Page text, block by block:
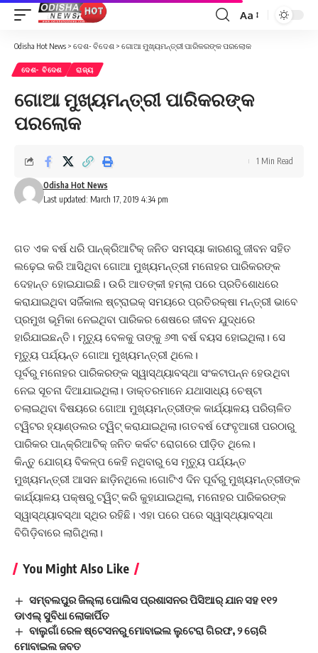
Font
Aa
Odisha Hot News > ଦେଶ- ବିଦେଶ > ଗୋଆ ମୁଖ୍ୟମନ୍ତ୍ରୀ ପାରିକରଙ୍କ ପରଲୋକ
ଦେଶ- ବିଦେଶ ରାଜ୍ୟ
ଗୋଆ ମୁଖ୍ୟମନ୍ତ୍ରୀ ପାରିକରଙ୍କ
ପରଲୋକ
Last updated: March 17, 2019 4:34 pm
Odisha Hot News
1 Min Read
ଗତ ଏକ ବର୍ଷ ଧରି ପାନ୍‌କ୍ରିଆଟିକ୍ ଜନିତ ସମସ୍ୟା କାରଣରୁ ଜୀବନ ସହିତ
ଲଢ଼େଇ କରି ଆସିଥିବା ଗୋଆ ମୁଖ୍ୟମନ୍ତ୍ରୀ ମନୋହର ପାରିକରଙ୍କ
ଦେହାନ୍ତ ହୋଇଯାଇଛି। ଉରି ଆତଙ୍କୀ ହମ୍‌ଲା ପରେ ପ୍ରତିଶୋଧରେ
କରାଯାଇଥିବା ସର୍ଜିକାଲ ଷ୍ଟ୍ରାଇକ୍‌ ସମୟରେ ପ୍ରତିରକ୍ଷା ମନ୍ତ୍ରୀ ଭାବେ
ପ୍ରମୁଖ ଭୂମିକା ନେଇଥିବା ପାରିକର ଶେଷରେ ଜୀବନ ଯୁଦ୍ଧରେ
ହାରିଯାଇଛନ୍ତି। ମୃତ୍ୟୁ ବେଳକୁ ତାଙ୍କୁ ୬୩ ବର୍ଷ ବୟସ ହୋଇଥିଲା। ସେ
ମୃତ୍ୟୁ ପର୍ଯ୍ୟନ୍ତ ଗୋଆ ମୁଖ୍ୟମନ୍ତ୍ରୀ ଥିଲେ।
ପୂର୍ବରୁ ମନୋହର ପାରିକରଙ୍କ ସ୍ୱାସ୍ଥ୍ୟାବସ୍ଥା ସଂକଟାପନ୍ନ ହେଉଥିବା
ନେଇ ସୂଚନା ଦିଆଯାଇଥିଲା। ଡାକ୍ତରମାନେ ଯଥାସାଧ୍ୟ ଚେଷ୍ଟା
ଚଲାଇଥିବା ବିଷୟରେ ଗୋଆ ମୁଖ୍ୟମନ୍ତ୍ରୀଙ୍କ କାର୍ଯ୍ୟାଳୟ ପରିଚାଳିତ
ଟ୍ୱିଟର ହ୍ୟାଣ୍ଡଲର ଟ୍ୱିଟ୍ କରାଯାଇଥିଲା।ଗତବର୍ଷ ଫେବୃଆରୀ ପରଠାରୁ
ପାରିକର ପାନ୍‌କ୍ରିଆଟିକ୍‌ ଜନିତ କର୍କଟ ରୋଗରେ ପୀଡ଼ିତ ଥିଲେ।
କିନ୍ତୁ ଯୋଗ୍ୟ ବିକଳ୍ପ କେହି ନଥିବାରୁ ସେ ମୃତ୍ୟୁ ପର୍ଯ୍ୟନ୍ତ
ମୁଖ୍ୟମନ୍ତ୍ରୀ ଆସନ ଛାଡ଼ିନଥିଲେ।ଗୋଟିଏ ଦିନ ପୂର୍ବରୁ ମୁଖ୍ୟମନ୍ତ୍ରୀଙ୍କ
କାର୍ଯ୍ୟାଳୟ ପକ୍ଷରୁ ଟ୍ୱିଟ୍ କରି କୁହାଯାଇଥିଲା, ମନୋହର ପାରିକରଙ୍କ
ସ୍ୱାସ୍ଥ୍ୟାବସ୍ଥା ସ୍ଥିର ରହିଛି। ଏହା ପରେ ପରେ ସ୍ୱାସ୍ଥ୍ୟାବସ୍ଥା
ବିଗିଡ଼ିବାରେ ଲାଗିଥିଲା।
You Might Also Like
ସମ୍ବଲପୁର ଜିଲ୍ଲା ପୋଲିସ ପ୍ରଶାସନର ପିସିଆର୍ ଯାନ ସହ ୧୧୨
ଡାଏଲ୍ ସୁବିଧା ଲୋକାର୍ପିତ
ବାଲୁଗାଁ ରେଳ ଷ୍ଟେସନରୁ ମୋବାଇଲ ଲୁଟେରା ଗିରଫ, ୨ ଚୋରି
ମୋବାଇଲ ଜବତ